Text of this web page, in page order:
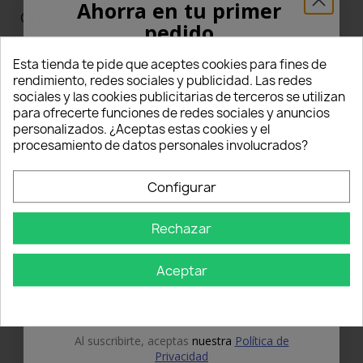
Ordenar por
3 6
Grade starstarstarstarstar
Ettore
prodotto perfetto ?
Ottimo articolo, facile da montare e con un
Recommended to buy: thumb_upYes
Esta tienda te pide que aceptes cookies para fines de
rendimiento, redes sociales y publicidad. Las redes
sociales y las cookies publicitarias de terceros se utilizan
para ofrecerte funciones de redes sociales y anuncios
personalizados. ¿Aceptas estas cookies y el
procesamiento de datos personales involucrados?
Configurar
Rechazar
Aceptar
Ahorra en tu primer
pedido
¡5% PARA TI!
Introduce tu correo electrónico aquí abajo
para recibir un5% DE DESCUENTOen tu
primer pedido.
Nome
OBTÉN EL 5%
Al suscribirte, aceptas nuestra Política de
Privacidad